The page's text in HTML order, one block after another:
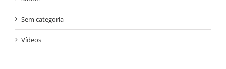
Sem categoria
Vídeos